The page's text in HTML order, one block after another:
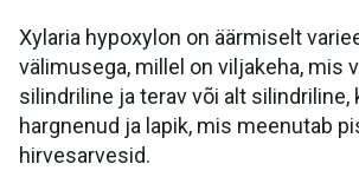
Xylaria hypoxylon on äärmiselt
välimusega, millel on viljakeha, mis
silindriline ja terav või alt silindriline,
hargnenud ja lapik, mis meenutab
hirvesarvesid.